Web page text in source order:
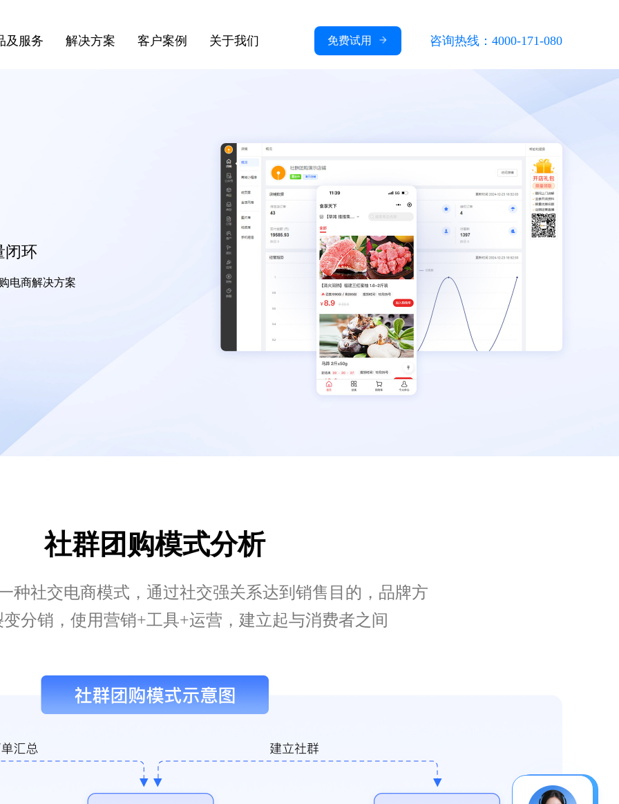
及服务 解决方案 客户案例 关于我们 免费试用 咨询热线：4000-171-080
闭环
电商解决方案
社群团购模式分析
种社交电商模式，通过社交强关系达到销售目的，品牌方
分销，使用营销+工具+运营，建立起与消费者之间